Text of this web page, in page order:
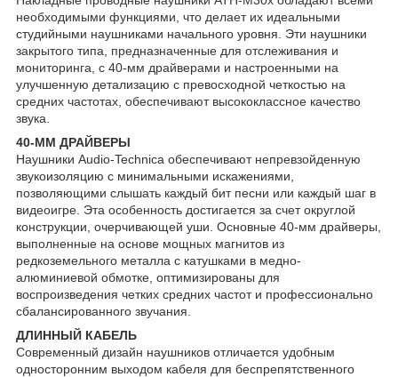
необходимыми функциями, что делает их идеальными
студийными наушниками начального уровня. Эти наушники
закрытого типа, предназначенные для отслеживания и
мониторинга, с 40-мм драйверами и настроенными на
улучшенную детализацию с превосходной четкостью на
средних частотах, обеспечивают высококлассное качество
звука.
40-ММ ДРАЙВЕРЫ
Наушники Audio-Technica обеспечивают непревзойденную
звукоизоляцию с минимальными искажениями,
позволяющими слышать каждый бит песни или каждый шаг в
видеоигре. Эта особенность достигается за счет округлой
конструкции, очерчивающей уши. Основные 40-мм драйверы,
выполненные на основе мощных магнитов из
редкоземельного металла с катушками в медно-
алюминиевой обмотке, оптимизированы для
воспроизведения четких средних частот и профессионально
сбалансированного звучания.
ДЛИННЫЙ КАБЕЛЬ
Современный дизайн наушников отличается удобным
односторонним выходом кабеля для беспрепятственного